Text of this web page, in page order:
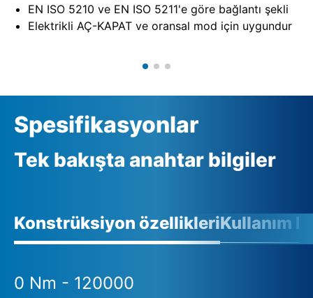
EN ISO 5210 ve EN ISO 5211'e göre bağlantı şekli
Elektrikli AÇ-KAPAT ve oransal mod için uygundur
Spesifikasyonlar
Tek bakışta anahtar bilgiler
Konstrüksiyon özellikleriKullanım
0 Nm - 120000